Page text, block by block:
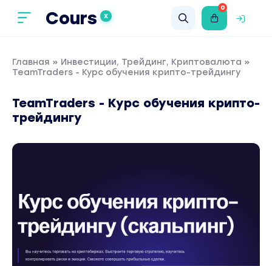
Cours X
0
Главная » Инвестиции, Трейдинг, Криптовалюта »
TeamTraders - Курс обучения крипто-трейдингу
TeamTraders - Курс обучения крипто-
трейдингу